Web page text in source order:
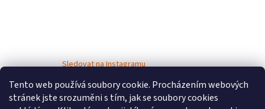
Tento web používá soubory cookie. Procházením webových
stránek jste srozuměni s tím, jak se soubory cookies
Sledovat na Instagramu